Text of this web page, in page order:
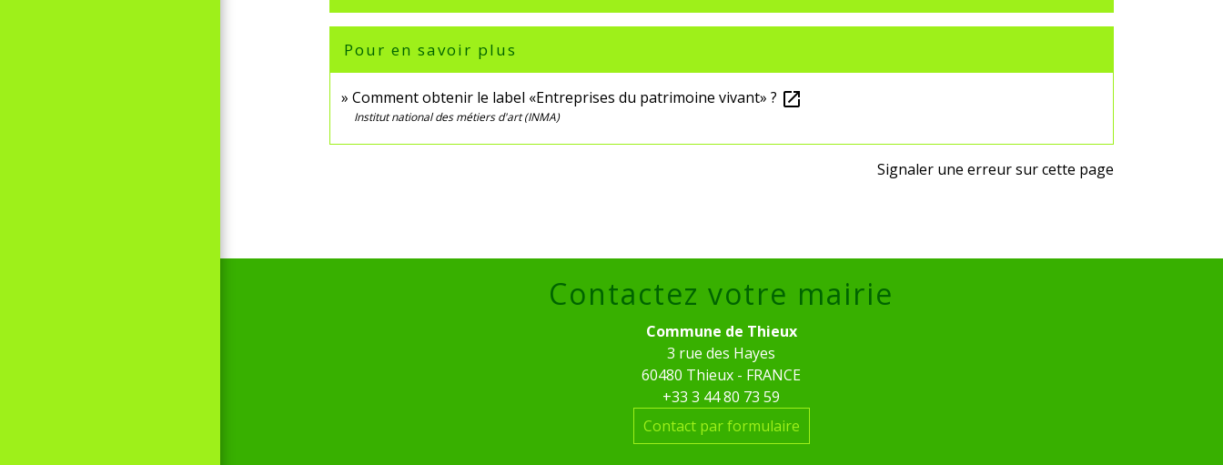
Pour en savoir plus
Comment obtenir le label «Entreprises du patrimoine vivant» ? open_in_new
Institut national des métiers d'art (INMA)
Signaler une erreur sur cette page
Contactez votre mairie
Commune de Thieux
3 rue des Hayes
60480 Thieux - FRANCE
+33 3 44 80 73 59
Contact par formulaire